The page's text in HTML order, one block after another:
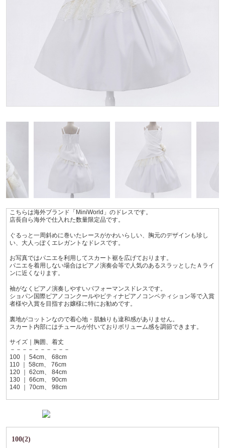
こちらは海外ブランド「MiniWorld」のドレスです。
店長自ら海外で仕入れた数量限定品です。
ぐるっと一周斜めに巻いたレースがかわいらしい、胸元のデザインも珍し
い、大人っぽくエレガントなドレスです。
お写真ではパニエを利用してスカート裾を広げております。
パニエを着用しない場合はピアノ演奏会等で人気のあるスラッとしたＡライ
ンに近くなります。
袖がなくピアノ演奏しやすいパフォーマンスドレスです。
ショパン国際ピアノコンクールやピティナピアノコンペティション等で入賞
者様や入賞を目指すお嬢様に特にお勧めです。
裏地がコットンなので着心地・肌触りも違和感がありません。
スカート内部にはチュールが付いておりボリューム感を調節できます。
サイズ｜胸囲、着丈
－－－－－－－－－－
100 ｜ 54cm、 68cm
110 ｜ 58cm、 76cm
120 ｜ 62cm、 84cm
130 ｜ 66cm、 90cm
140 ｜ 70cm、 98cm
100(2)